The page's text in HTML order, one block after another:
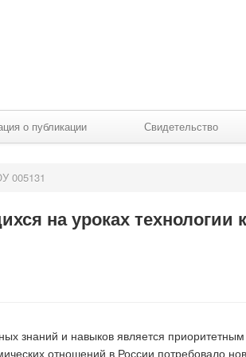
о публикации Свидетельство
005131
на уроках технологии
знаний и навыков является
отношений в России потребовало